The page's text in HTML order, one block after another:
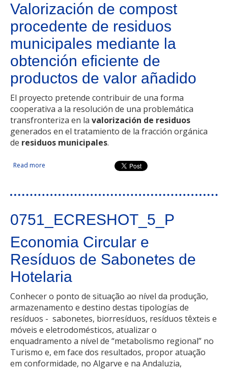
Valorización de compost
procedente de residuos
municipales mediante la
obtención eficiente de
productos de valor añadido
El proyecto pretende contribuir de una forma
cooperativa a la resolución de una problemática
transfronteriza en la valorización de residuos
generados en el tratamiento de la fracción orgánica
de residuos municipales.
Read more about Valorización de compost procedente de residuos
municipales mediante la obtención eficiente de productos
0751_ECRESHOT_5_P
Economia Circular e
Resíduos de Sabonetes de
Hotelaria
Conhecer o ponto de situação ao nível da produção,
armazenamento e destino destas tipologías de
resíduos - sabonetes, biorresíduos, resíduos têxteis e
móveis e eletrodomésticos, atualizar o
enquadramento a nível de “metabolismo regional” no
Turismo e, em face dos resultados, propor atuação
em conformidade, no Algarve e na Andaluzia,